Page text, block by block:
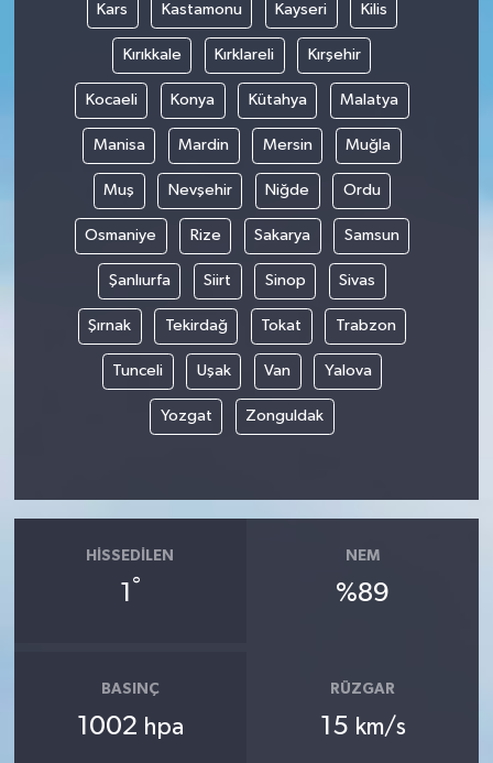
Kars Kastamonu Kayseri Kilis
Kırıkkale Kırklareli Kırşehir
Kocaeli Konya Kütahya Malatya
Manisa Mardin Mersin Muğla
Muş Nevşehir Niğde Ordu
Osmaniye Rize Sakarya Samsun
Şanlıurfa Siirt Sinop Sivas
Şırnak Tekirdağ Tokat Trabzon
Tunceli Uşak Van Yalova
Yozgat Zonguldak
HISSEDILEN
1 °
NEM
%89
BASINÇ
1002 hpa
RÜZGAR
15 km/s